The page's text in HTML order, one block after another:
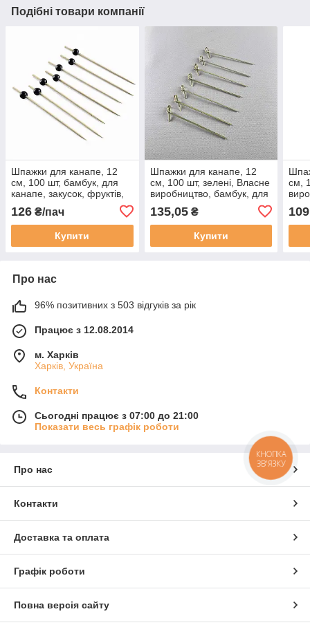
Подібні товари компанії
Шпажки для канапе, 12
см, 100 шт, бамбук, для
канапе, закусок, фруктів,
фуршетної подачі
126 ₴/пач
Купити
Шпажки для канапе, 12
см, 100 шт, зелені, Власне
виробництво, бамбук, для
канапе, закусок, фруктів,
десертів
135,05₴
Купити
см,
Про нас
96% позитивних з 503 відгуків за рік
Працює з 12.08.2014
м. Харків
Харків, Україна
Контакти
Сьогодні працює з 07:00 до 21:00
Показати весь графік роботи
Про нас
Контакти
Доставка та оплата
Графік роботи
Повна версія сайту
КНОПКА
ЗВ'ЯЗКУ